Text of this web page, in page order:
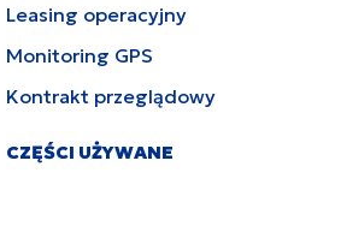
Leasing operacyjny
Monitoring GPS
Kontrakt przeglądowy
CZĘŚCI UŻYWANE